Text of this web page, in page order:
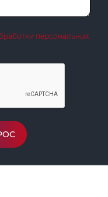
персональных